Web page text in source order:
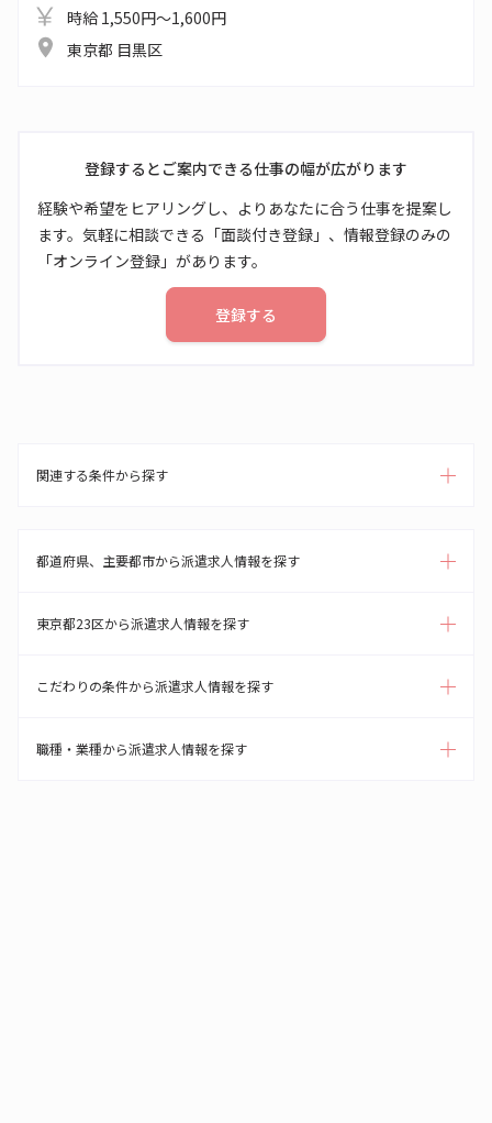
時給 1,550円～1,600円
東京都 目黒区
登録するとご案内できる仕事の幅が広がります
経験や希望をヒアリングし、よりあなたに合う仕事を提案し
ます。気軽に相談できる「面談付き登録」、情報登録のみの
「オンライン登録」があります。
登録する
関連する条件から探す
都道府県、主要都市から派遣求人情報を探す
東京都23区から派遣求人情報を探す
こだわりの条件から派遣求人情報を探す
職種・業種から派遣求人情報を探す